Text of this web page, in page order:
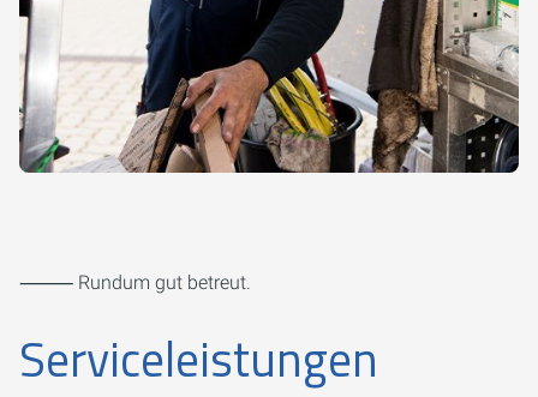
⸻ Rundum gut betreut.
Serviceleistungen